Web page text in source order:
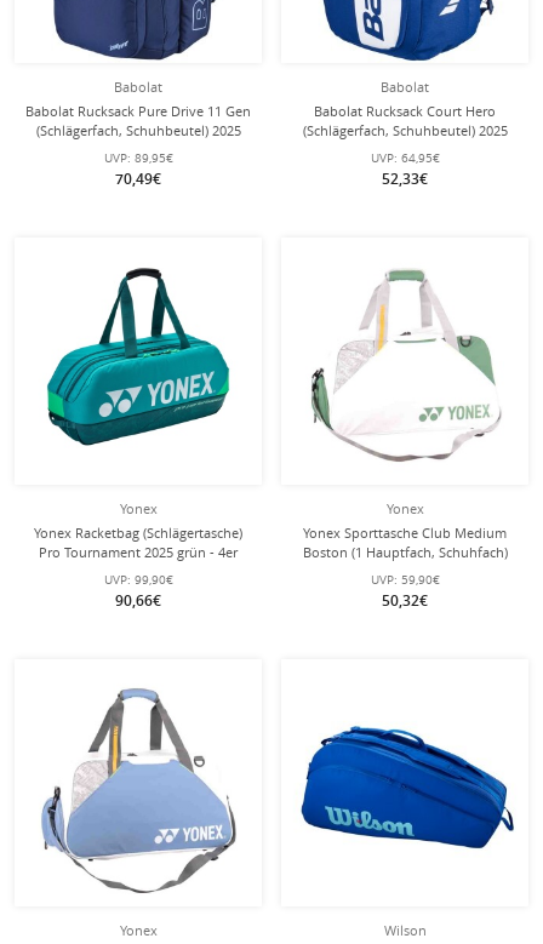
Babolat
Babolat Rucksack Pure Drive 11 Gen
(Schlägerfach, Schuhbeutel) 2025
blau 50x25x30cm
UVP: 89,95€
70,49€
Babolat
Babolat Rucksack Court Hero
(Schlägerfach, Schuhbeutel) 2025
blau 50x29x24cm
UVP: 64,95€
52,33€
Yonex
Yonex Racketbag (Schlägertasche)
Pro Tournament 2025 grün - 4er
UVP: 99,90€
90,66€
Yonex
Yonex Sporttasche Club Medium
Boston (1 Hauptfach, Schuhfach)
weiss
UVP: 59,90€
50,32€
Yonex
Wilson